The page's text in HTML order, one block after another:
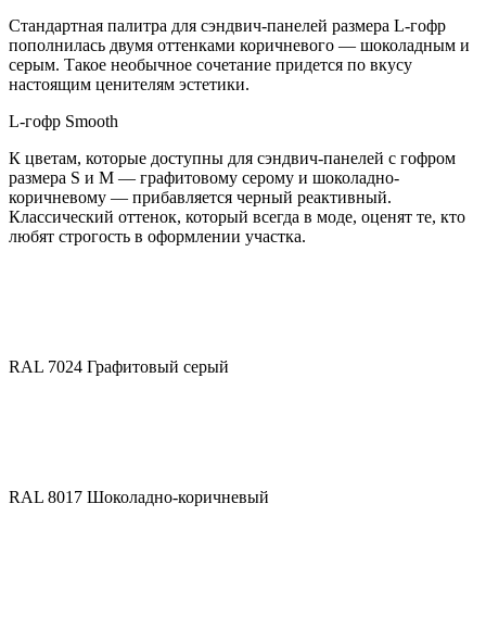
Стандартная палитра для сэндвич-панелей размера L-гофр
пополнилась двумя оттенками коричневого — шоколадным и
серым. Такое необычное сочетание придется по вкусу
настоящим ценителям эстетики.
L-гофр Smooth
К цветам, которые доступны для сэндвич-панелей с гофром
размера S и M — графитовому серому и шоколадно-
коричневому — прибавляется черный реактивный.
Классический оттенок, который всегда в моде, оценят те, кто
любят строгость в оформлении участка.
RAL 7024 Графитовый серый
RAL 8017 Шоколадно-коричневый